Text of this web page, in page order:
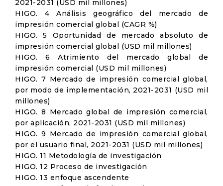
2021-2031 (USD mil millones)
HIGO. 4 Análisis geográfico del mercado de
impresión comercial global (CAGR %)
HIGO. 5 Oportunidad de mercado absoluto de
impresión comercial global (USD mil millones)
HIGO. 6 Atrimiento del mercado global de
impresión comercial (USD mil millones)
HIGO. 7 Mercado de impresión comercial global,
por modo de implementación, 2021-2031 (USD mil
millones)
HIGO. 8 Mercado global de impresión comercial,
por aplicación, 2021-2031 (USD mil millones)
HIGO. 9 Mercado de impresión comercial global,
por el usuario final, 2021-2031 (USD mil millones)
HIGO. 11 Metodología de investigación
HIGO. 12 Proceso de investigación
HIGO. 13 enfoque ascendente